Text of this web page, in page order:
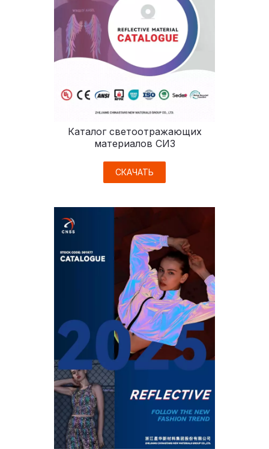
Каталог светоотражающих
материалов СИЗ
СКАЧАТЬ